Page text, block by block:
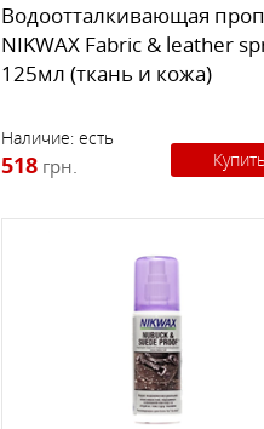
Водоотталкивающая
NIKWAX Fabric & leather
125мл (ткань и кожа)
Наличие: есть
518 грн.